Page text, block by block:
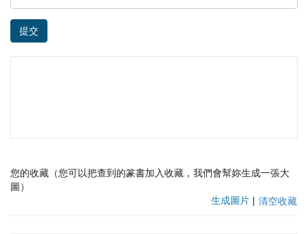
提交
您的收藏（您可以把查到的篆書加入收藏，我們會幫妳生成一張大
圖）
生成圖片 | 清空收藏